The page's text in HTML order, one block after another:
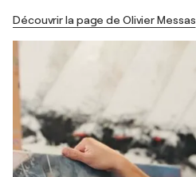
Découvrir la page de Olivier Messas